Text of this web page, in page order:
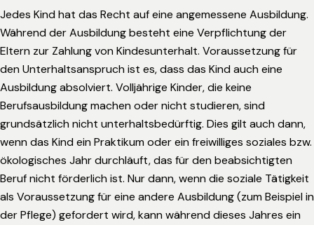
Jedes Kind hat das Recht auf eine angemessene Ausbildung.
Während der Ausbildung besteht eine Verpflichtung der
Eltern zur Zahlung von Kindesunterhalt. Voraussetzung für
den Unterhaltsanspruch ist es, dass das Kind auch eine
Ausbildung absolviert. Volljährige Kinder, die keine
Berufsausbildung machen oder nicht studieren, sind
grundsätzlich nicht unterhaltsbedürftig. Dies gilt auch dann,
wenn das Kind ein Praktikum oder ein freiwilliges soziales bzw.
ökologisches Jahr durchläuft, das für den beabsichtigten
Beruf nicht förderlich ist. Nur dann, wenn die soziale Tätigkeit
als Voraussetzung für eine andere Ausbildung (zum Beispiel in
der Pflege) gefordert wird, kann während dieses Jahres ein